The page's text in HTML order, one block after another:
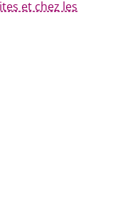
Produit
nombreux
et chez les